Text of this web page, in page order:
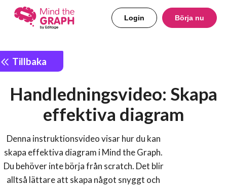
Login Börja nu
Tillbaka
Handledningsvideo: Skapa
effektiva diagram
Denna instruktionsvideo visar hur du kan
skapa effektiva diagram i Mind the Graph.
Du behöver inte börja från scratch. Det blir
alltså lättare att skapa något snyggt och